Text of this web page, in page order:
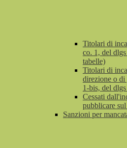
Titolari di
co. 1, del
tabelle)
Titolari di
direzione o
1-bis, del
Cessati
pubblicare
Sanzioni per